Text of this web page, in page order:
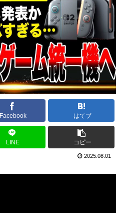
Facebook はてブ
LINE コピー
2025.08.01